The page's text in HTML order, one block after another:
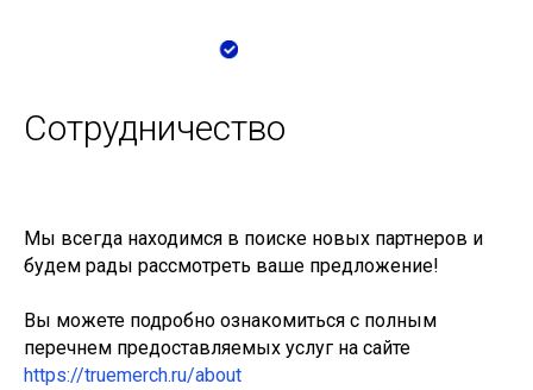
Сотрудничество
Мы всегда находимся в поиске новых партнеров и
будем рады рассмотреть ваше предложение!
Вы можете подробно ознакомиться с полным
перечнем предоставляемых услуг на сайте
https://truemerch.ru/about